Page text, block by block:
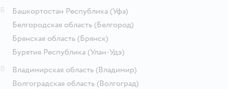
Башкортостан Республика (Уфа)
Белгородская область (Белгород)
Брянская область (Брянск)
Бурятия Республика (Улан-Удэ)
Владимирская область (Владимир)
Волгоградская область (Волгоград)